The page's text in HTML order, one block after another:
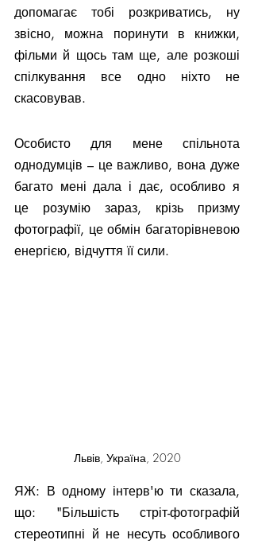
допомагає тобі розкриватись, ну
звісно, можна поринути в книжки,
фільми й щось там ще, але розкоші
спілкування все одно ніхто не
скасовував.
Особисто для мене спільнота
однодумців – це важливо, вона дуже
багато мені дала і дає, особливо я
це розумію зараз, крізь призму
фотографії, це обмін багаторівневою
енергією, відчуття її сили.
Львів, Україна, 2020
ЯЖ: В одному інтерв'ю ти сказала,
що: "Більшість стріт-фотографій
стереотипні й не несуть особливого